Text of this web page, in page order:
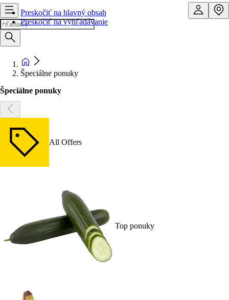
Preskočiť na hlavný obsah
Preskočiť na vyhľadávanie
Špeciálne ponuky
Špeciálne ponuky
All Offers
Top ponuky